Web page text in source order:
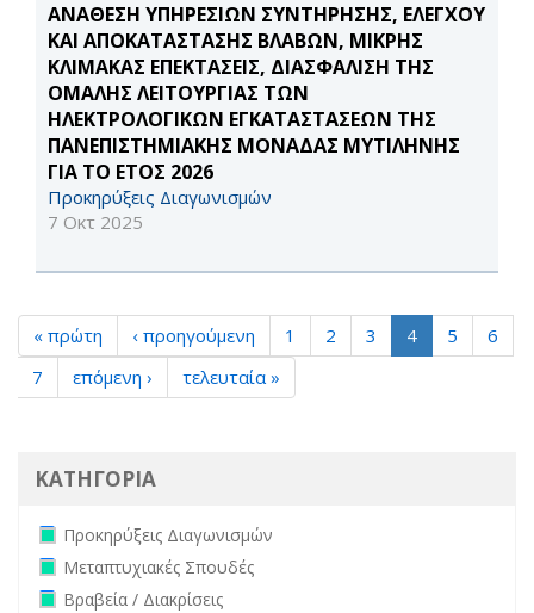
ΑΝΑΘΕΣΗ ΥΠΗΡΕΣΙΩΝ ΣΥΝΤΗΡΗΣΗΣ, ΕΛΕΓΧΟΥ
ΚΑΙ ΑΠΟΚΑΤΑΣΤΑΣΗΣ ΒΛΑΒΩΝ, ΜΙΚΡΗΣ
ΚΛΙΜΑΚΑΣ ΕΠΕΚΤΑΣΕΙΣ, ΔΙΑΣΦΑΛΙΣΗ ΤΗΣ
ΟΜΑΛΗΣ ΛΕΙΤΟΥΡΓΙΑΣ ΤΩΝ
ΗΛΕΚΤΡΟΛΟΓΙΚΩΝ ΕΓΚΑΤΑΣΤΑΣΕΩΝ ΤΗΣ
ΠΑΝΕΠΙΣΤΗΜΙΑΚΗΣ ΜΟΝΑΔΑΣ ΜΥΤΙΛΗΝΗΣ
ΓΙΑ ΤΟ ΕΤΟΣ 2026
Προκηρύξεις Διαγωνισμών
7 Οκτ 2025
« πρώτη ‹ προηγούμενη 1 2 3 4 5
6
7
επόμενη › τελευταία »
ΚΑΤΗΓΟΡΙΑ
Remove Προκηρύξεις Διαγωνισμών filter
Προκηρύξεις Διαγωνισμών
Remove Μεταπτυχιακές Σπουδές filter
Μεταπτυχιακές Σπουδές
Remove Βραβεία / Διακρίσεις filter
Βραβεία / Διακρίσεις